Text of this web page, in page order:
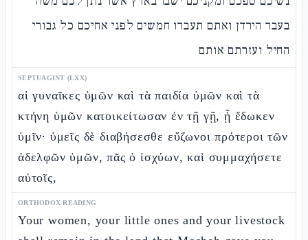
בעבר הירדן ואתם תעברו חמשים לפני אחיכם כל גבורי
החיל ועזרתם אותם
SEPTUAGINT (LXX)
αἱ γυναῖκες ὑμῶν καὶ τὰ παιδία ὑμῶν καὶ τὰ
κτήνη ὑμῶν κατοικείτωσαν ἐν τῇ γῇ, ᾗ ἔδωκεν
ὑμῖν· ὑμεῖς δὲ διαβήσεσθε εὔζωνοι πρότεροι τῶν
ἀδελφῶν ὑμῶν, πᾶς ὁ ἰσχύων, καὶ συμμαχήσετε
αὐτοῖς,
ORTHODOX READING
Your women, your little ones and your livestock